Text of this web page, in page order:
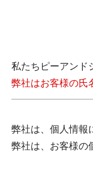
私たちピーアンド
弊社はお客様の氏
弊社は、個人情報
弊社は、お客様の